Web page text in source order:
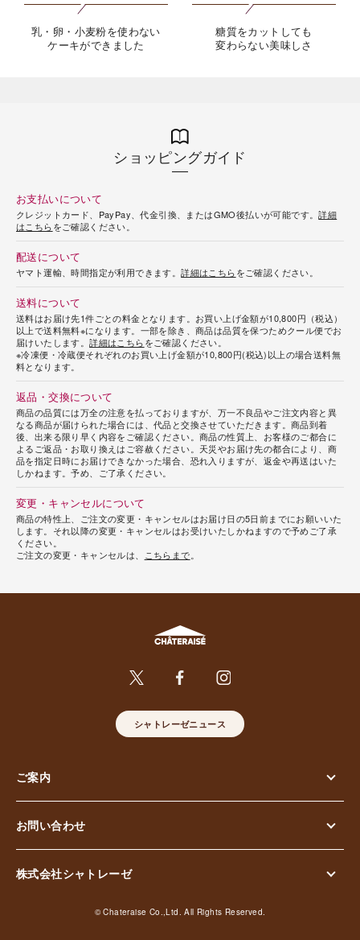
乳・卵・小麦粉を使わない
ケーキができました
糖質をカットしても
変わらない美味しさ
ショッピングガイド
お支払いについて
クレジットカード、PayPay、代金引換、またはGMO後払いが可能です。詳細
はこちらをご確認ください。
配送について
ヤマト運輸、時間指定が利用できます。詳細はこちらをご確認ください。
送料について
送料はお届け先1件ごとの料金となります。お買い上げ金額が10,800円（税込）
以上で送料無料※になります。一部を除き、商品は品質を保つためクール便でお
届けいたします。詳細はこちらをご確認ください。
※冷凍便・冷蔵便それぞれのお買い上げ金額が10,800円(税込)以上の場合送料無
料となります。
返品・交換について
商品の品質には万全の注意を払っておりますが、万一不良品やご注文内容と異
なる商品が届けられた場合には、代品と交換させていただきます。商品到着
後、出来る限り早く内容をご確認ください。商品の性質上、お客様のご都合に
よるご返品・お取り換えはご容赦ください。天災やお届け先の都合により、商
品を指定日時にお届けできなかった場合、恐れ入りますが、返金や再送はいた
しかねます。予め、ご了承ください。
変更・キャンセルについて
商品の特性上、ご注文の変更・キャンセルはお届け日の5日前までにお願いいた
します。それ以降の変更・キャンセルはお受けいたしかねますので予めご了承
ください。
ご注文の変更・キャンセルは、
こちらまで
シャトレーゼニュース
ご案内
お問い合わせ
株式会社シャトレーゼ
© Chateraise Co.,Ltd. All Rights Reserved.